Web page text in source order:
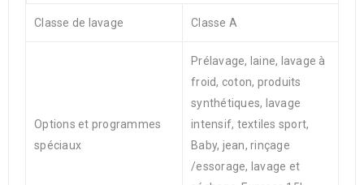
Classe de lavage Classe A
Options et programmes
spéciaux
Prélavage, laine, lavage à
froid, coton, produits
synthétiques, lavage
intensif, textiles sport,
Baby, jean, rinçage
/essorage, lavage et